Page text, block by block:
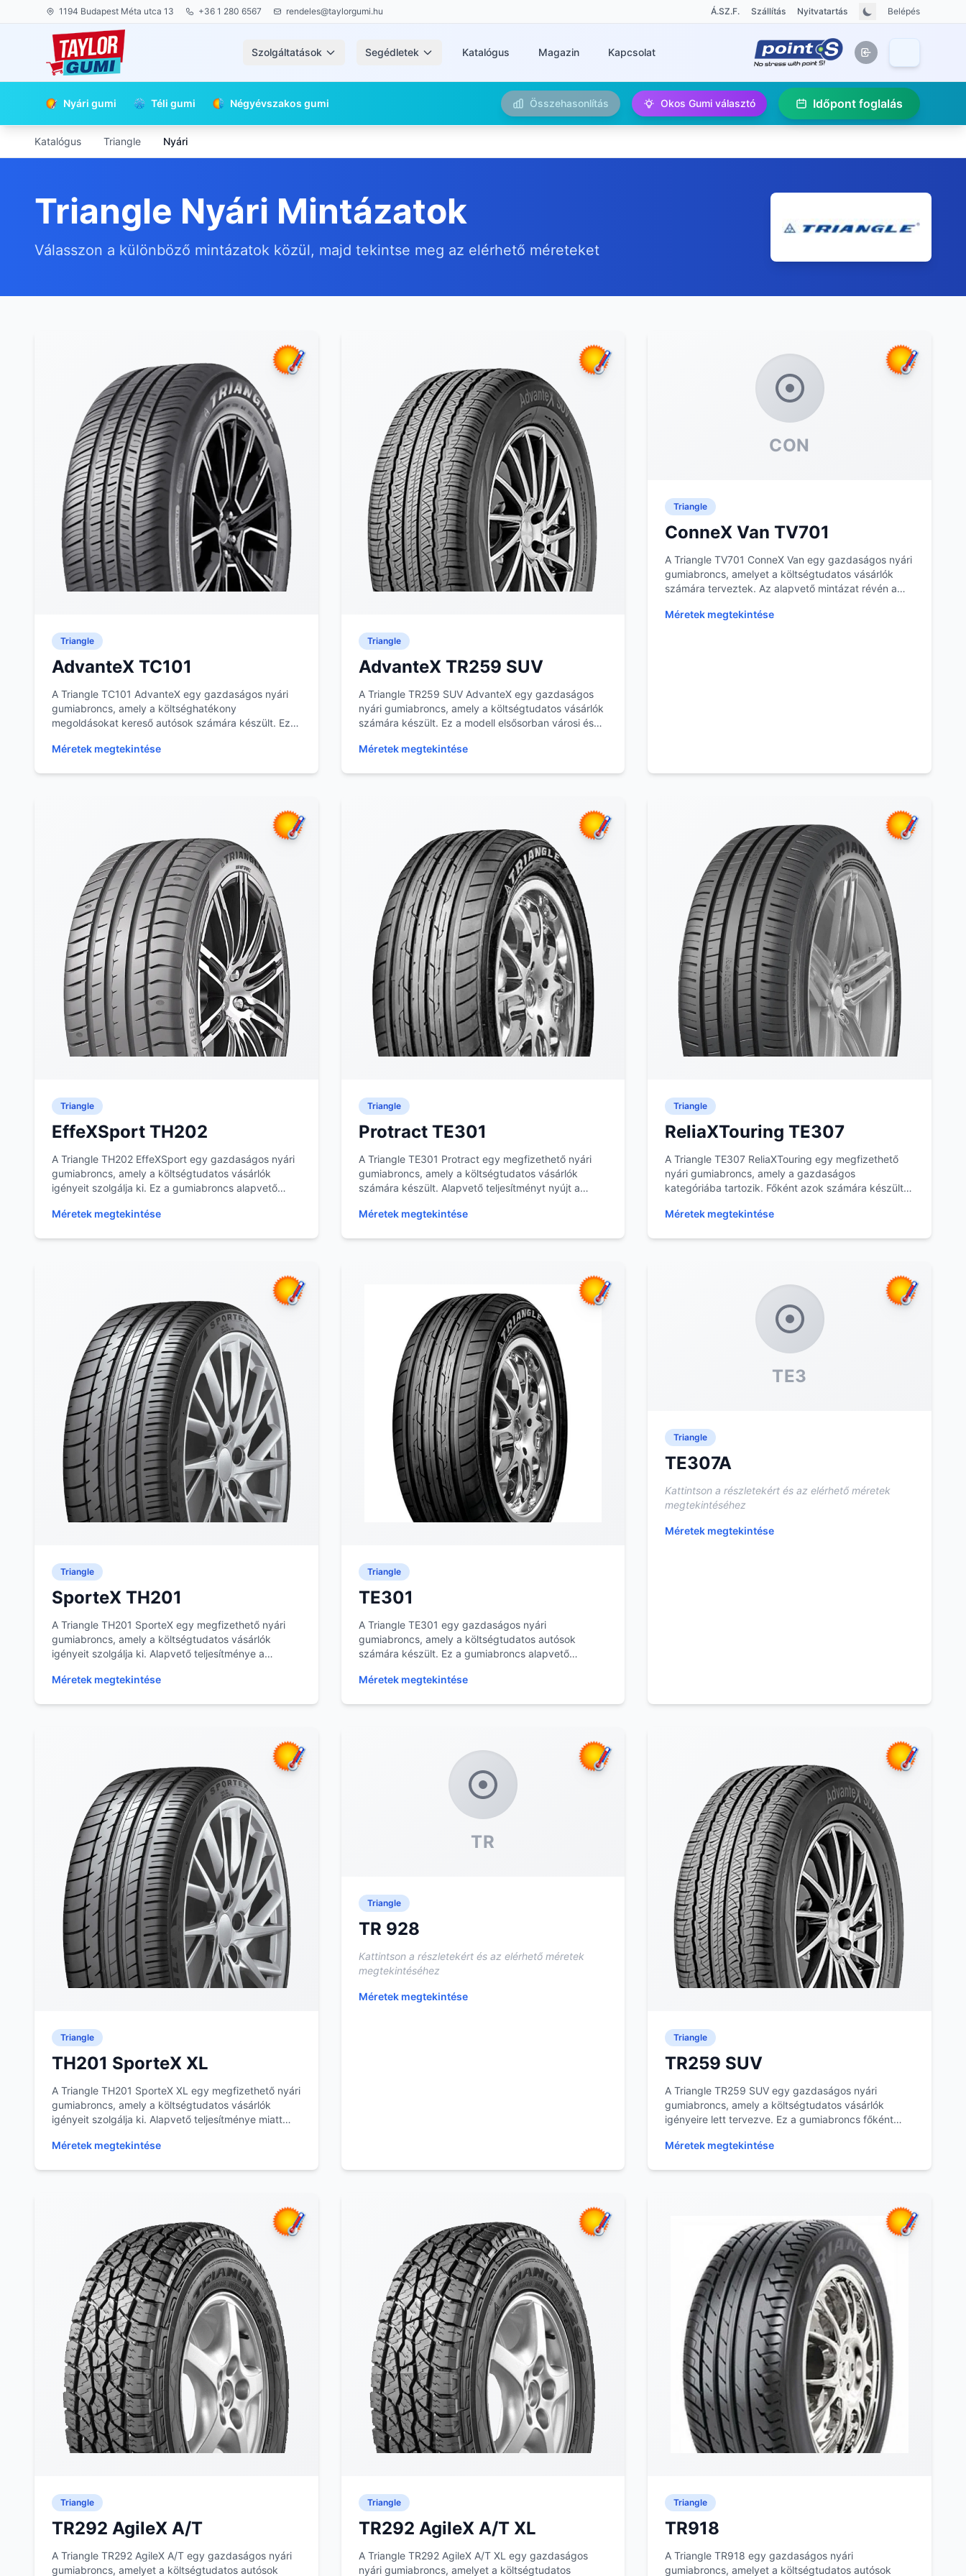
1194 Budapest Méta utca 13 +36 1 280 6567 rendeles@taylorgumi.hu Á.SZ.F. Szállítás Nyitvatartás Belépés
Szolgáltatások Segédletek Katalógus Magazin Kapcsolat
Nyári gumi Téli gumi Négyévszakos gumi Összehasonlítás Okos Gumi választó Időpont foglalás
Katalógus Triangle Nyári
Triangle Nyári Mintázatok
Válasszon a különböző mintázatok közül, majd tekintse meg az elérhető méreteket
Triangle
AdvanteX TC101
A Triangle TC101 AdvanteX egy gazdaságos nyári
gumiabroncs, amely a költséghatékony
megoldásokat kereső autósok számára készült. Ez a
Méretek megtekintése
Triangle
AdvanteX TR259 SUV
A Triangle TR259 SUV AdvanteX egy gazdaságos
nyári gumiabroncs, amely a költségtudatos vásárlók
számára készült. Ez a modell elsősorban városi és
Méretek megtekintése
CON
Triangle
ConneX Van TV701
A Triangle TV701 ConneX Van egy gazdaságos nyári
gumiabroncs, amelyet a költségtudatos vásárlók
számára terveztek. Az alapvető mintázat révén a
Méretek megtekintése
Triangle
EffeXSport TH202
A Triangle TH202 EffeXSport egy gazdaságos nyári
gumiabroncs, amely a költségtudatos vásárlók
igényeit szolgálja ki. Ez a gumiabroncs alapvető
Méretek megtekintése
Triangle
Protract TE301
A Triangle TE301 Protract egy megfizethető nyári
gumiabroncs, amely a költségtudatos vásárlók
számára készült. Alapvető teljesítményt nyújt a
Méretek megtekintése
Triangle
ReliaXTouring TE307
A Triangle TE307 ReliaXTouring egy megfizethető
nyári gumiabroncs, amely a gazdaságos
kategóriába tartozik. Főként azok számára készült,
Méretek megtekintése
Triangle
SporteX TH201
A Triangle TH201 SporteX egy megfizethető nyári
gumiabroncs, amely a költségtudatos vásárlók
igényeit szolgálja ki. Alapvető teljesítménye a
Méretek megtekintése
Triangle
TE301
A Triangle TE301 egy gazdaságos nyári
gumiabroncs, amely a költségtudatos autósok
számára készült. Ez a gumiabroncs alapvető
Méretek megtekintése
TE3
Triangle
TE307A
Kattintson a részletekért és az elérhető méretek
megtekintéséhez
Méretek megtekintése
Triangle
TH201 SporteX XL
A Triangle TH201 SporteX XL egy megfizethető nyári
gumiabroncs, amely a költségtudatos vásárlók
igényeit szolgálja ki. Alapvető teljesítménye miatt
Méretek megtekintése
TR
Triangle
TR 928
Kattintson a részletekért és az elérhető méretek
megtekintéséhez
Méretek megtekintése
Triangle
TR259 SUV
A Triangle TR259 SUV egy gazdaságos nyári
gumiabroncs, amely a költségtudatos vásárlók
igényeire lett tervezve. Ez a gumiabroncs főként
Méretek megtekintése
Triangle
TR292 AgileX A/T
A Triangle TR292 AgileX A/T egy gazdaságos nyári
gumiabroncs, amelyet a költségtudatos autósok
Triangle
TR292 AgileX A/T XL
A Triangle TR292 AgileX A/T XL egy gazdaságos
nyári gumiabroncs, amelyet a költségtudatos
Triangle
TR918
A Triangle TR918 egy gazdaságos nyári
gumiabroncs, amelyet a költségtudatos autósok